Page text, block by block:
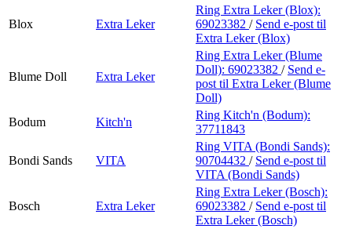
Blox Extra Leker
Ring Extra Leker (Blox):
69023382 / Send e-post til
Extra Leker (Blox)
Blume Doll Extra Leker
Ring Extra Leker (Blume
Doll): 69023382 / Send e-
post til Extra Leker (Blume
Doll)
Bodum
Kitch'n
Ring Kitch'n (Bodum):
37711843
Bondi Sands VITA
Ring VITA (Bondi Sands):
90704432 / Send e-post til
VITA (Bondi Sands)
Bosch Extra Leker
Ring Extra Leker (Bosch):
69023382 / Send e-post til
Extra Leker (Bosch)